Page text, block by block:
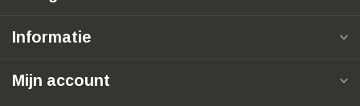
Informatie
Mijn account